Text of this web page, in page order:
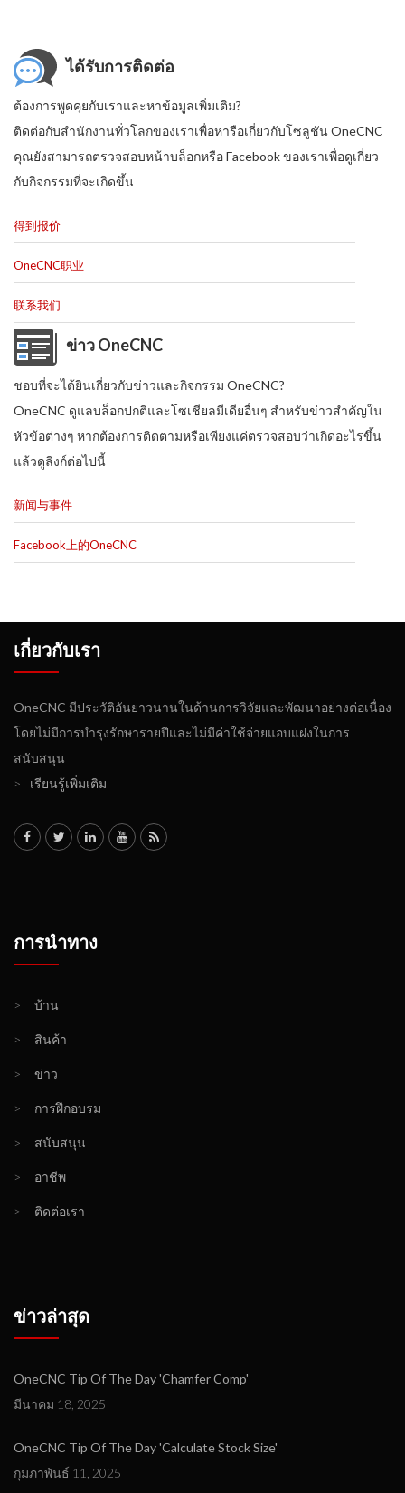
ได้รับการติดต่อ
ต้องการพูดคุยกับเราและหาข้อมูลเพิ่มเติม?
ติดต่อกับสำนักงานทั่วโลกของเราเพื่อหารือเกี่ยวกับโซลูชัน OneCNC
คุณยังสามารถตรวจสอบหน้าบล็อกหรือ Facebook ของเราเพื่อดูเกี่ยว
กับกิจกรรมที่จะเกิดขึ้น
得到报价
OneCNC职业
联系我们
ข่าว OneCNC
ชอบที่จะได้ยินเกี่ยวกับข่าวและกิจกรรม OneCNC?
OneCNC ดูแลบล็อกปกติและโซเชียลมีเดียอื่นๆ สำหรับข่าวสำคัญใน
หัวข้อต่างๆ หากต้องการติดตามหรือเพียงแค่ตรวจสอบว่าเกิดอะไรขึ้น
แล้วดูลิงก์ต่อไปนี้
新闻与事件
Facebook上的OneCNC
เกี่ยวกับเรา
OneCNC มีประวัติอันยาวนานในด้านการวิจัยและพัฒนาอย่างต่อเนื่อง
โดยไม่มีการบำรุงรักษารายปีและไม่มีค่าใช้จ่ายแอบแฝงในการ
สนับสนุน
>
เรียนรู้เพิ่มเติม
การนำทาง
> บ้าน
> สินค้า
> ข่าว
> การฝึกอบรม
> สนับสนุน
> อาชีพ
> ติดต่อเรา
ข่าวล่าสุด
OneCNC Tip Of The Day 'Chamfer Comp'
มีนาคม 18, 2025
OneCNC Tip Of The Day 'Calculate Stock Size'
กุมภาพันธ์ 11, 2025